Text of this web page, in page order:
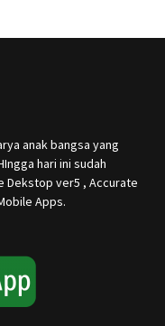
anak bangsa yang
hari ini sudah
Dekstop ver5 , Accurate
Apps.